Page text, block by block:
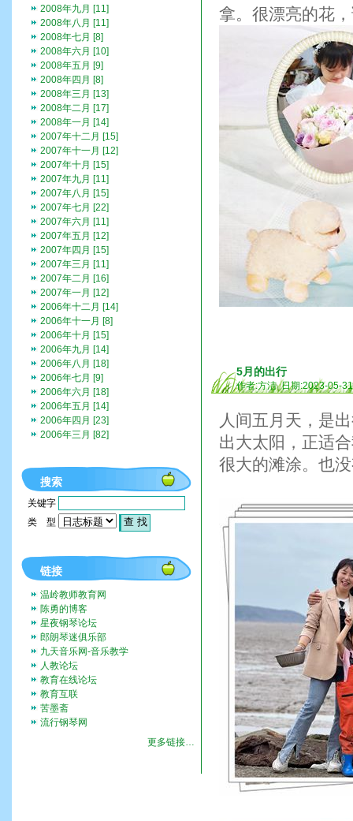
拿。很漂亮的花
5月的出行
作者:方洁 日期:2023-05-31
人间五月天，是
出大太阳，正适
很大的滩涂。也
2008年九月 [11]
2008年八月 [11]
2008年七月 [8]
2008年六月 [10]
2008年五月 [9]
2008年四月 [8]
2008年三月 [13]
2008年二月 [17]
2008年一月 [14]
2007年十二月 [15]
2007年十一月 [12]
2007年十月 [15]
2007年九月 [11]
2007年八月 [15]
2007年七月 [22]
2007年六月 [11]
2007年五月 [12]
2007年四月 [15]
2007年三月 [11]
2007年二月 [16]
2007年一月 [12]
2006年十二月 [14]
2006年十一月 [8]
2006年十月 [15]
2006年九月 [14]
2006年八月 [18]
2006年七月 [9]
2006年六月 [18]
2006年五月 [14]
2006年四月 [23]
2006年三月 [82]
搜索
关键字
类 型
链接
温岭教师教育网
陈勇的博客
星夜钢琴论坛
郎朗琴迷俱乐部
九天音乐网-音乐教学
人教论坛
教育在线论坛
教育互联
苦墨斋
流行钢琴网
更多链接…